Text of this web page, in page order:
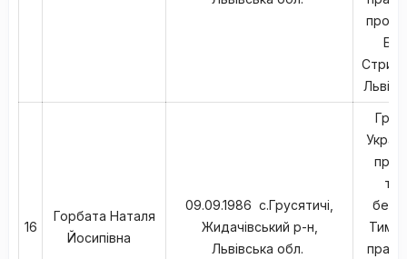
16
Горбата Наталя
Йосипівна
09.09.1986 с.Грусятичі,
Жидачівський р-н,
Львівська обл.